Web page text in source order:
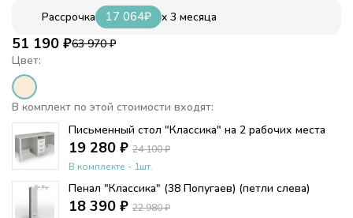
Рассрочка 17 064₽ x 3 месяца
Цвет:
В комплект по этой стоимости входят:
Письменный стол "Классика" на 2 рабочих места
19 280 ₽ 24 100₽
В комплекте - 1шт.
Пенал "Классика" (38 Попугаев) (петли слева)
18 390 ₽ 22 980₽
51 190 ₽63 970₽